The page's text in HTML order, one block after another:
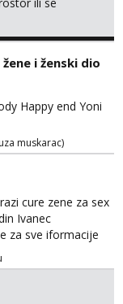
i ženski dio
Happy end Yoni
muskarac)
cure zene za sex
Ivanec
za sve iformacije